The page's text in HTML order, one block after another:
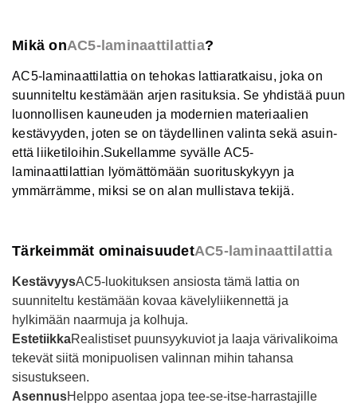
Mikä onAC5-laminaattilattia?
AC5-laminaattilattia on tehokas lattiaratkaisu, joka on
suunniteltu kestämään arjen rasituksia. Se yhdistää puun
luonnollisen kauneuden ja modernien materiaalien
kestävyyden, joten se on täydellinen valinta sekä asuin-
että liiketiloihin.Sukellamme syvälle AC5-
laminaattilattian lyömättömään suorituskykyyn ja
ymmärrämme, miksi se on alan mullistava tekijä.
Tärkeimmät ominaisuudetAC5-laminaattilattia
KestävyysAC5-luokituksen ansiosta tämä lattia on
suunniteltu kestämään kovaa kävelyliikennettä ja
hylkimään naarmuja ja kolhuja.
EstetiikkaRealistiset puunsyykuviot ja laaja värivalikoima
tekevät siitä monipuolisen valinnan mihin tahansa
sisustukseen.
AsennusHelppo asentaa jopa tee-se-itse-harrastajille